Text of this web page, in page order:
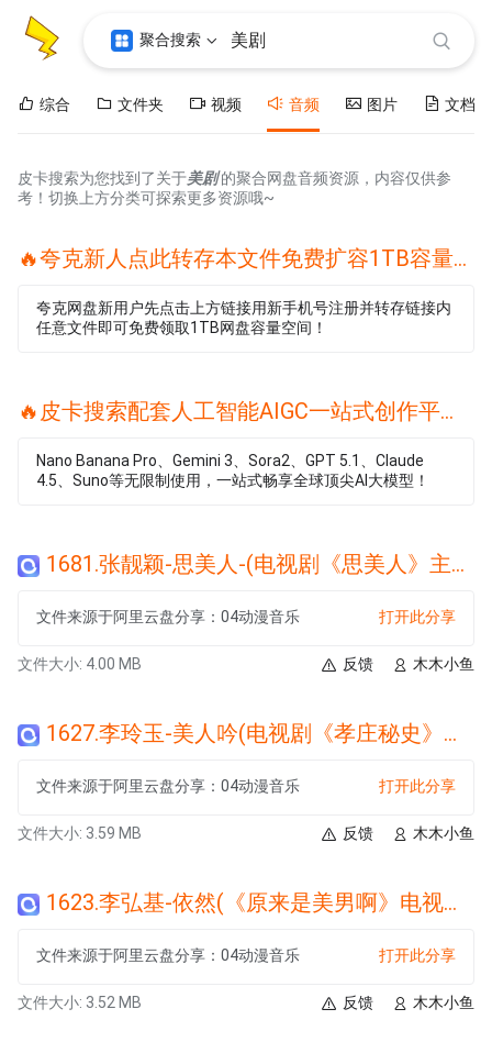
聚合搜索
综合 文件夹 视频 音频 图片 文档
皮卡搜索为您找到了关于美剧的聚合网盘音频资源，内容仅供参
考！切换上方分类可探索更多资源哦~
🔥夸克新人点此转存本文件免费扩容1TB容量🔥
夸克网盘新用户先点击上方链接用新手机号注册并转存链接内
任意文件即可免费领取1TB网盘容量空间！
🔥皮卡搜索配套人工智能AIGC一站式创作平台🔥
Nano Banana Pro、Gemini 3、Sora2、GPT 5.1、Claude
4.5、Suno等无限制使用，一站式畅享全球顶尖AI大模型！
1681.张靓颖-思美人-(电视剧《思美人》主题曲).wma
文件来源于阿里云盘分享：04动漫音乐 打开此分享
文件大小: 4.00 MB 木木小鱼
反馈
1627.李玲玉-美人吟(电视剧《孝庄秘史》片尾曲).wma
文件来源于阿里云盘分享：04动漫音乐 打开此分享
文件大小: 3.59 MB 木木小鱼
反馈
1623.李弘基-依然(《原来是美男啊》电视剧主题曲).wma
文件来源于阿里云盘分享：04动漫音乐 打开此分享
文件大小: 3.52 MB 木木小鱼
反馈